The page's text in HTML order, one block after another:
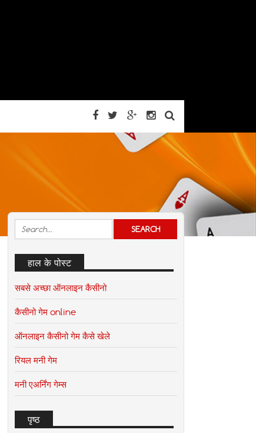
हाल के पोस्ट
सबसे अच्छा ऑनलाइन कैसीनो
कैसीनो गेम online
ऑनलाइन कैसीनो गेम कैसे खेले
रियल मनी गेम
मनी एअर्निंग गेम्स
पृष्ठ